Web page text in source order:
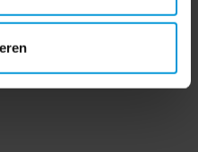
een beoordeling